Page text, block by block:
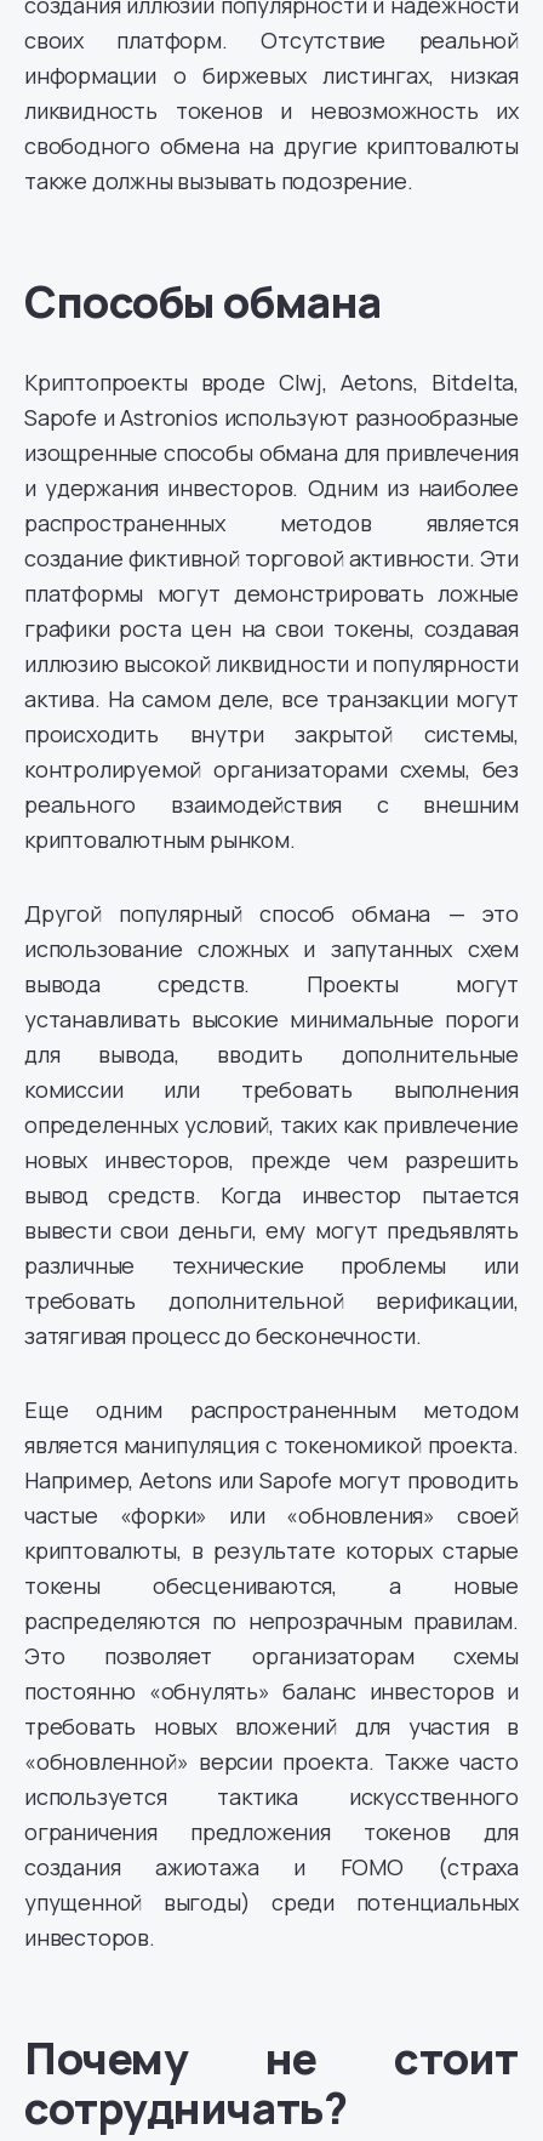
своих платформ. Отсутствие реальной
информации о биржевых листингах, низкая
ликвидность токенов и невозможность их
свободного обмена на другие криптовалюты
также должны вызывать подозрение.
Способы обмана
Криптопроекты вроде Clwj, Aetons, Bitdelta,
Sapofe и Astronios используют разнообразные
изощренные способы обмана для привлечения
и удержания инвесторов. Одним из наиболее
распространенных методов является
создание фиктивной торговой активности. Эти
платформы могут демонстрировать ложные
графики роста цен на свои токены, создавая
иллюзию высокой ликвидности и популярности
актива. На самом деле, все транзакции могут
происходить внутри закрытой системы,
контролируемой организаторами схемы, без
реального взаимодействия с внешним
криптовалютным рынком.
Другой популярный способ обмана — это
использование сложных и запутанных схем
вывода средств. Проекты могут
устанавливать высокие минимальные пороги
для вывода, вводить дополнительные
комиссии или требовать выполнения
определенных условий, таких как привлечение
новых инвесторов, прежде чем разрешить
вывод средств. Когда инвестор пытается
вывести свои деньги, ему могут предъявлять
различные технические проблемы или
требовать дополнительной верификации,
затягивая процесс до бесконечности.
Еще одним распространенным методом
является манипуляция с токеномикой проекта.
Например, Aetons или Sapofe могут проводить
частые «форки» или «обновления» своей
криптовалюты, в результате которых старые
токены обесцениваются, а новые
распределяются по непрозрачным правилам.
Это позволяет организаторам схемы
постоянно «обнулять» баланс инвесторов и
требовать новых вложений для участия в
«обновленной» версии проекта. Также часто
используется тактика искусственного
ограничения предложения токенов для
создания ажиотажа и FOMO (страха
упущенной выгоды) среди потенциальных
инвесторов.
Почему не стоит
сотрудничать?